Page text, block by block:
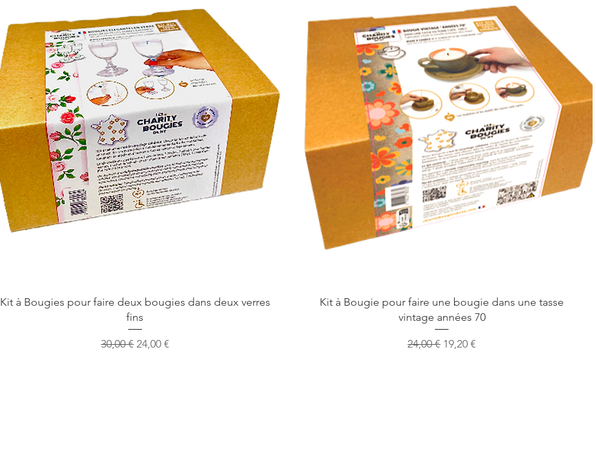
Vista rapida
Kit à Bougies pour faire deux bougies dans deux verres
fins
Prezzo regolare
30,00 € Prezzo scontato
24,00 €
Vista rapida
Kit à Bougie pour faire une bougie dans une tasse
vintage années 70
Prezzo regolare
24,00 € Prezzo scontato
19,20 €